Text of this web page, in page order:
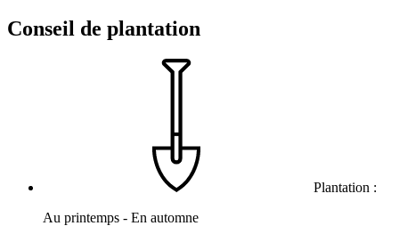
Conseil de plantation
Plantation :
Au printemps - En automne